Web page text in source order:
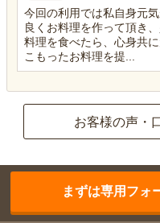
今回の利用では私自身元
良くお料理を作って頂き
料理を食べたら、心身共
こもったお料理を提...
お客様の声・
まずは専用フォ